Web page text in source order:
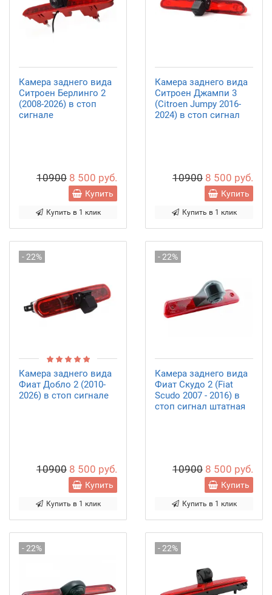
Камера заднего вида
Ситроен Берлинго 2
(2008-2026) в стоп
сигнале
10900 8 500 руб.
Купить
Купить в 1 клик
Камера заднего вида
Ситроен Джампи 3
(Citroen Jumpy 2016-
2024) в стоп сигнал
10900 8 500 руб.
Купить
Купить в 1 клик
- 22%
Камера заднего вида
Фиат Добло 2 (2010-
2026) в стоп сигнале
10900 8 500 руб.
Купить
Купить в 1 клик
- 22%
Камера заднего вида
Фиат Скудо 2 (Fiat
Scudo 2007 - 2016) в
стоп сигнал штатная
10900 8 500 руб.
Купить
Купить в 1 клик
- 22% - 22%